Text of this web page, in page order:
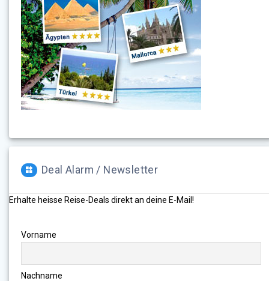
Deal Alarm / Newsletter
Erhalte heisse Reise-Deals direkt an deine E-Mail!
Vorname
Nachname